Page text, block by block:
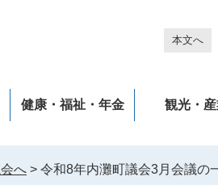
本文へ
健康・福祉・年金 観光・
へ > 令和8年内灘町議会3月会議の